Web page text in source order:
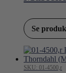
Se
SKU: 01-4500,r